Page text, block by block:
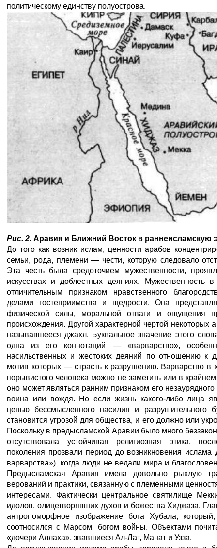
политическому единству полуострова.
Рис. 2. Аравия и Ближний Восток в раннеисламскую
До того как возник ислам, ценности арабов
семьи, рода, племени — чести, которую следовало
Эта честь была средоточием мужественности,
искусствах и доблестных деяниях. Мужественность
отличительным признаком нравственного
делами гостеприимства и щедрости. Она
физической силы, моральной отваги и ощущения
происхождения. Другой характерной чертой некоторых
называвшееся джахл. Буквальное значение этого
одна из его коннотаций — «варварство»,
насильственных и жестоких деяний по отношению к
мотив которых — страсть к разрушению. Варварство в
порывистого человека можно не заметить или в
оно может являться ранним признаком его
воина или вождя. Но если жизнь какого-либо лица
цепью бессмысленного насилия и разрушительного
становится угрозой для общества, и его должно или
Поскольку в предысламской Аравии было много
отсутствовала устойчивая религиозная этика,
поколения прозвали период до возникновения ислама
варварства»), когда люди не ведали мира и
Предысламская Аравия имела довольно рыхлую
верований и практики, связанную с племенными
интересами. Фактически центральное святилище
идолов, олицетворявших духов и божества Хиджаза.
антропоморфное изображение бога Хубала,
соотносился с Марсом, богом войны. Объектами
«дочери Аллаха», звавшиеся Ал-Лат, Манат и Узза.